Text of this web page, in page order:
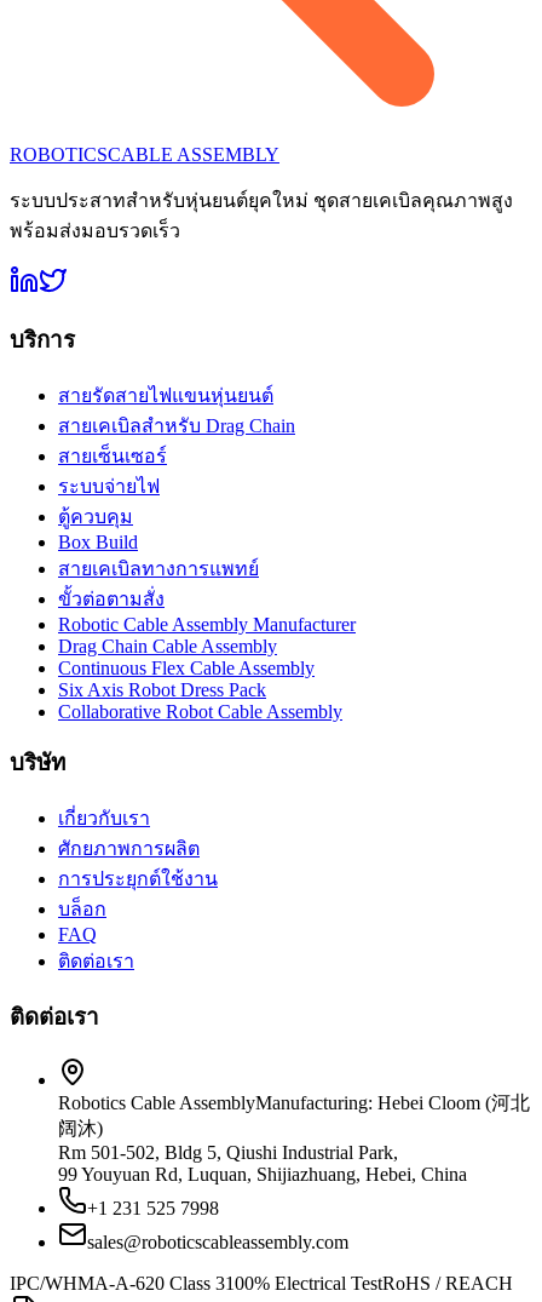
ROBOTICSCABLE ASSEMBLY
ระบบประสาทสำหรับหุ่นยนต์ยุคใหม่ ชุดสายเคเบิลคุณภาพสูง
พร้อมส่งมอบรวดเร็ว
บริการ
สายรัดสายไฟแขนหุ่นยนต์
สายเคเบิลสำหรับ Drag Chain
สายเซ็นเซอร์
ระบบจ่ายไฟ
ตู้ควบคุม
Box Build
สายเคเบิลทางการแพทย์
ขั้วต่อตามสั่ง
Robotic Cable Assembly Manufacturer
Drag Chain Cable Assembly
Continuous Flex Cable Assembly
Six Axis Robot Dress Pack
Collaborative Robot Cable Assembly
บริษัท
เกี่ยวกับเรา
ศักยภาพการผลิต
การประยุกต์ใช้งาน
บล็อก
FAQ
ติดต่อเรา
ติดต่อเรา
Robotics Cable AssemblyManufacturing: Hebei Cloom (河北
阔沐)
Rm 501-502, Bldg 5, Qiushi Industrial Park,
99 Youyuan Rd, Luquan, Shijiazhuang, Hebei, China
+1 231 525 7998
sales@roboticscableassembly.com
IPC/WHMA-A-620 Class 3100% Electrical TestRoHS / REACH